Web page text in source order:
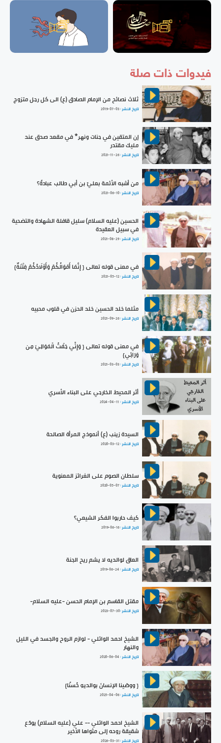
فيدوات ذات صلة
ثلاث نصائح من الإمام الصادق (ع) الى كل رجل متزوج
تاريخ النشر :2019-07-03
إن المتقين في جنات ونهر* في مقعد صدق عند
مليك مقتدر
تاريخ النشر :2021-11-26
من أشبه الأئمة بعليّ بن أبي طالب عبادةً؟
تاريخ النشر :2021-06-10
الحسين (عليه السلام) سليل قافلة الشهادة والتضحية
في سبيل العقيدة
تاريخ النشر :2021-08-29
في معنى قوله تعالى { إِنَّمَا أَمْوَالُكُمْ وَأَوْلَادُكُمْ فِتْنَةٌ}
تاريخ النشر :2021-05-12
مثلما خلد الحسين خلد الحزن في قلوب محبيه
تاريخ النشر :2021-09-26
في معنى قوله تعالى { وَإِنِّي خِفْتُ الْمَوَالِيَ مِن
وَرَائِي}
تاريخ النشر :2021-03-03
أثر المحيط الخارجي على البناء الأسري
تاريخ النشر : 2024-04-11
السيدة زينب (ع) أنموذج المرأة الصالحة
تاريخ النشر :2020-03-12
سلطان الصوم على الغرائز المعنوية
تاريخ النشر :2020-05-07
كيف حاربوا الفكر الشيعي؟
تاريخ النشر :2019-06-16
العاق لوالديه لا يشم ريح الجنة
تاريخ النشر : 2019-06-24
مقتل القاسم بن الإمام الحسن -عليه السلام-
تاريخ النشر :2023-07-30
الشيخ احمد الوائلي - لوازم الروح والجسد في الليل
والنهار
تاريخ النشر : 2020-06-04
{ ووصّينا الإنسانَ بوالديهِ حُسنًا}
تاريخ النشر :2025-04-06
الشيخ احمد الوائلي -- علي (عليه السلام) يودّع
شقيقة روحه إلى مثواها الأخير
تاريخ النشر :2026-03-31